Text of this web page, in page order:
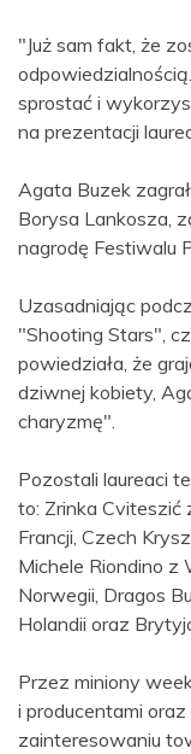
"Już sam fakt, że
sprostać i
na prezentacji
Agata Buzek
Borysa Lankosza,
nagrodę Festiwalu
Uzasadniając
"Shooting Stars",
powiedziała, że
dziwnej kobiety,
charyzmę".
Pozostali laureaci
to: Zrinka Cviteszić
Francji, Czech
Michele Riondino z
Norwegii, Dragos
Holandii oraz
Przez miniony
i producentami
zainteresowaniu